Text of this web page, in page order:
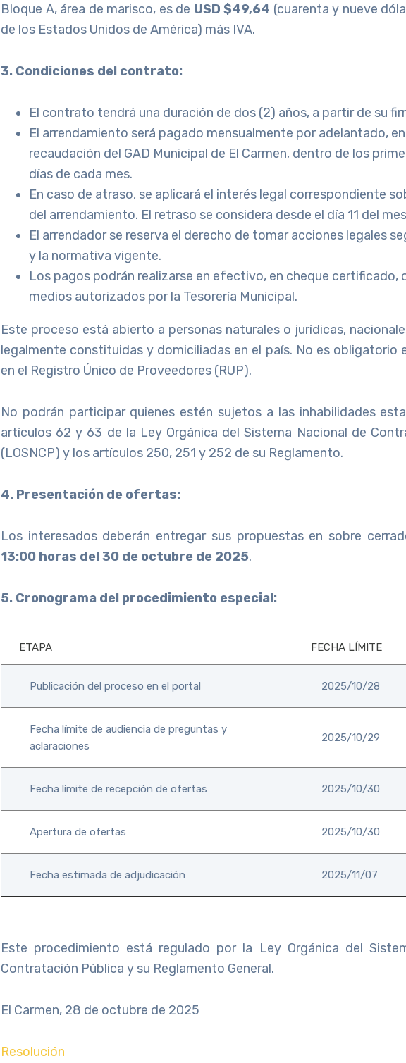
Bloque A, área de marisco, es de USD $49,64 (cuarenta y nueve
de los Estados Unidos de América) más IVA.
3. Condiciones del contrato:
El contrato tendrá una duración de dos (2) años, a partir de su
El arrendamiento será pagado mensualmente por adelantado,
recaudación del GAD Municipal de El Carmen, dentro de los
días de cada mes.
En caso de atraso, se aplicará el interés legal correspondiente
del arrendamiento. El retraso se considera desde el día 11 del
El arrendador se reserva el derecho de tomar acciones legales
y la normativa vigente.
Los pagos podrán realizarse en efectivo, en cheque certificado,
medios autorizados por la Tesorería Municipal.
Este proceso está abierto a personas naturales o jurídicas,
legalmente constituidas y domiciliadas en el país. No es obligatorio
en el Registro Único de Proveedores (RUP).
No podrán participar quienes estén sujetos a las inhabilidades
artículos 62 y 63 de la Ley Orgánica del Sistema Nacional de
(LOSNCP) y los artículos 250, 251 y 252 de su Reglamento.
4. Presentación de ofertas:
Los interesados deberán entregar sus propuestas en sobre
13:00 horas del 30 de octubre de 2025.
5. Cronograma del procedimiento especial:
ETAPA FECHA LÍMITE
Publicación del proceso en el portal 2025/10/28
Fecha límite de audiencia de preguntas y
aclaraciones
2025/10/29
Fecha límite de recepción de ofertas 2025/10/30
Apertura de ofertas 2025/10/30
Fecha estimada de adjudicación 2025/11/07
Este procedimiento está regulado por la Ley Orgánica del
Contratación Pública y su Reglamento General.
El Carmen, 28 de octubre de 2025
Resolución